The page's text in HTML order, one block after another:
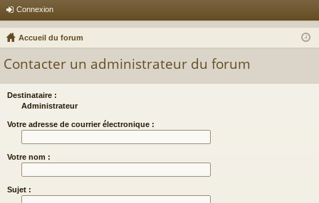
or
u
e
m ne
Connexion
Accueil du forum
Contacter un administrateur du forum
Destinataire :
Administrateur
Votre adresse de courrier électronique :
Votre nom :
Sujet :